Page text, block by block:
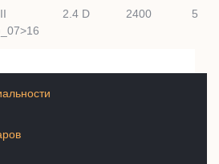
2.4 D 2400 5